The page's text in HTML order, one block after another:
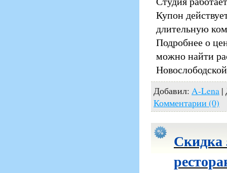
Купон
длительную
Подробнее о
можно найти
Добавил: A-Lena |
Комментарии (0)
Скидка